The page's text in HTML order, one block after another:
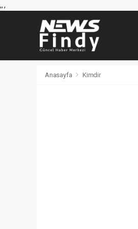
,,,
Anasayfa Kimdir